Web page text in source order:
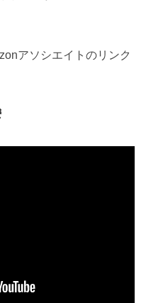
アソシエイトのリンク